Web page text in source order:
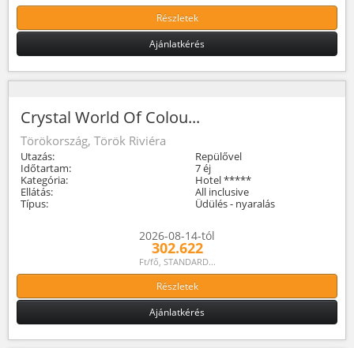
Részletek
Ajánlatkérés
Crystal World Of Colou...
Törökország, Török Riviéra
Utazás:
Repülővel
Időtartam:
7 éj
Kategória:
Hotel *****
Ellátás:
All inclusive
Típus:
Üdülés - nyaralás
2026-08-14-tól
302.622
Ft/fő, STANDARD...
Részletek
Ajánlatkérés